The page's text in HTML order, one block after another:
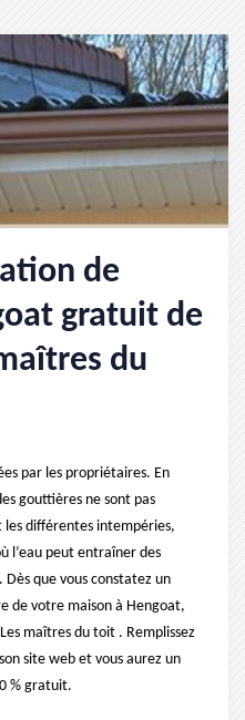
de
gratuit de
du
par les propriétaires. En
gouttières ne sont pas
les différentes intempéries,
l’eau peut entraîner des
que vous constatez un
de votre maison à Hengoat,
maîtres du toit . Remplissez
site web et vous aurez un
% gratuit.